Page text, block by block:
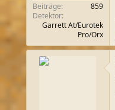
Beiträge
859
Detektor
Garrett At/Eurotek
Pro/Orx